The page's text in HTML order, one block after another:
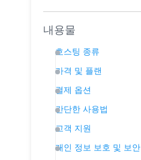
내용물
호스팅 종류
가격 및 플랜
결제 옵션
간단한 사용법
고객 지원
개인 정보 보호 및 보안